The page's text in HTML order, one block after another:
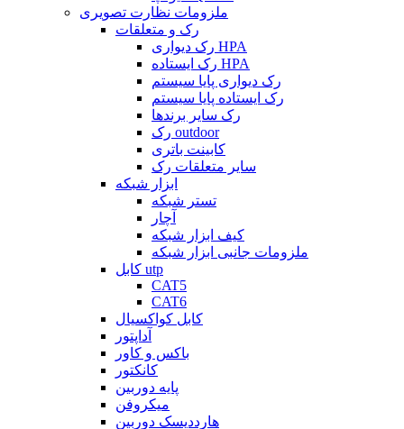
ملزومات نظارت تصویری
رک و متعلقات
رک دیواری HPA
رک ایستاده HPA
رک دیواری پایا سیستم
رک ایستاده پایا سیستم
رک سایر برندها
رک outdoor
کابینت باتری
سایر متعلقات رک
ابزار شبکه
تستر شبکه
آچار
کیف ابزار شبکه
ملزومات جانبی ابزار شبکه
کابل utp
CAT5
CAT6
کابل کواکسیال
آداپتور
باکس و کاور
کانکتور
پایه دوربین
میکروفن
هارددیسک دوربین